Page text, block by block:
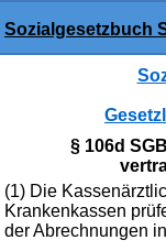
Sozialgesetzbuch
§ 106d
(1) Die
Krankenkassen
der Abrechnungen